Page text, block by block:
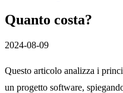
Quanto costa?
2024-08-09
Questo articolo analizza i
un progetto software,